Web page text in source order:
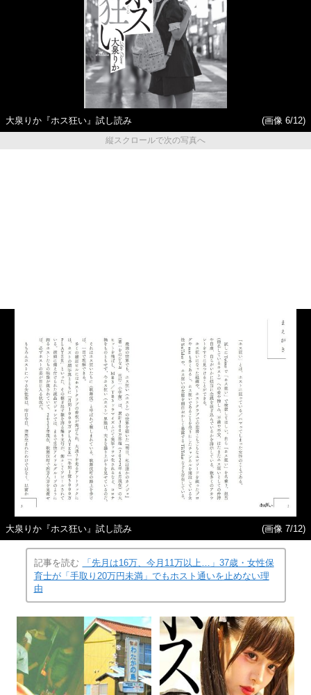
大泉りか『ホス狂い』試し読み
(画像 6/12)
縦スクロールで次の写真へ
大泉りか『ホス狂い』試し読み (画像 7/12)
記事を読む
「先月は16万、今月11万以上…」37歳・女性保
育士が「手取り20万円未満」でもホスト通いを止めない理
由